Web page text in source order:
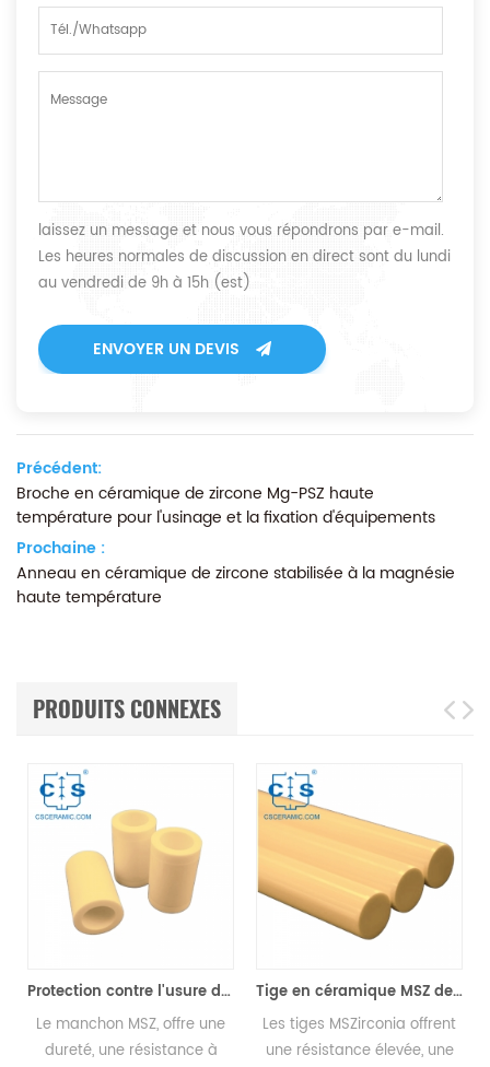
laissez un message et nous vous répondrons par e-mail.
Les heures normales de discussion en direct sont du lundi
au vendredi de 9h à 15h (est)
ENVOYER UN DEVIS
Précédent:
Broche en céramique de zircone Mg-PSZ haute
température pour l'usinage et la fixation d'équipements
Prochaine :
Anneau en céramique de zircone stabilisée à la magnésie
haute température
PRODUITS CONNEXES
Protection contre l'usure de la douille en céramique MSZ de zircone stabilisée par magnésie
Le manchon MSZ, offre une
dureté, une résistance à
Tige en céramique MSZ de tige en céramique de zircone stabilisée par magnésie à haute résistance pour un usage industriel
Les tiges MSZirconia offrent
une résistance élevée, une